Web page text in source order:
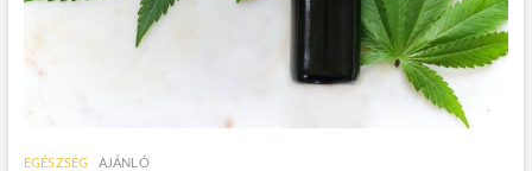
EGÉSZSÉG AJÁNLÓ